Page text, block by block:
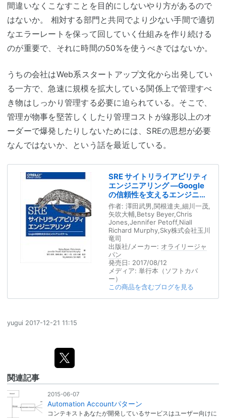
間違いなくこなすことを目的にしないやり方があるので
はないか。 相対する部門と共同でより少ない手間で適切
なエラーレートを保って回していく仕組みを作り続ける
のが重要で、それに時間の50%を使うべきではないか。
うちの会社はWeb系スタートアップ文化から出発してい
る一方で、急速に規模を拡大している関係上で管理すべ
き物はしっかり管理する必要に迫られている。そこで、
管理が物事を堅苦しくしたり管理コストが線形以上のオ
ーダーで爆発したりしないためには、SREの思想が必要
なんではないか、という話を最近している。
SRE サイトリライアビリティ
エンジニアリング ―Google
の信頼性を支えるエンジニア
リングチーム
作者: 澤田武男,関根達夫,細川一茂,
矢吹大輔,Betsy Beyer,Chris
Jones,Jennifer Petoff,Niall
Richard Murphy,Sky株式会社玉川
竜司
出版社/メーカー: オライリージャ
パン
発売日: 2017/08/12
メディア: 単行本（ソフトカバ
ー）
この商品を含むブログを見る
yugui 2017-12-21 11:15
関連記事
2015-06-07
Automation Accountパターン
コンテキストあなたが開発しているサービスはユーザー向けに